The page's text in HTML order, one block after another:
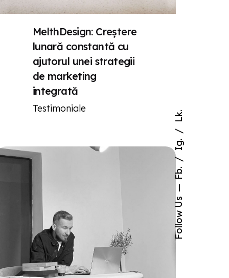
Follow Us
Fb.
Ig.
Lk.
MelthDesign: Creștere
lunară constantă cu
ajutorul unei strategii
de marketing
integrată
Testimoniale